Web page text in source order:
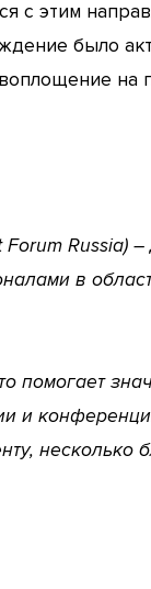
с этим
было
на
в
помогает
и
несколько